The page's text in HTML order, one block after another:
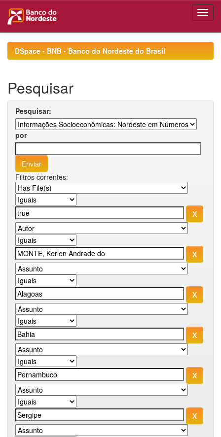
navigationDSpace - BNB - Banco do Nordeste do Brasil
Pesquisar
Pesquisar:
por
Filtros correntes: